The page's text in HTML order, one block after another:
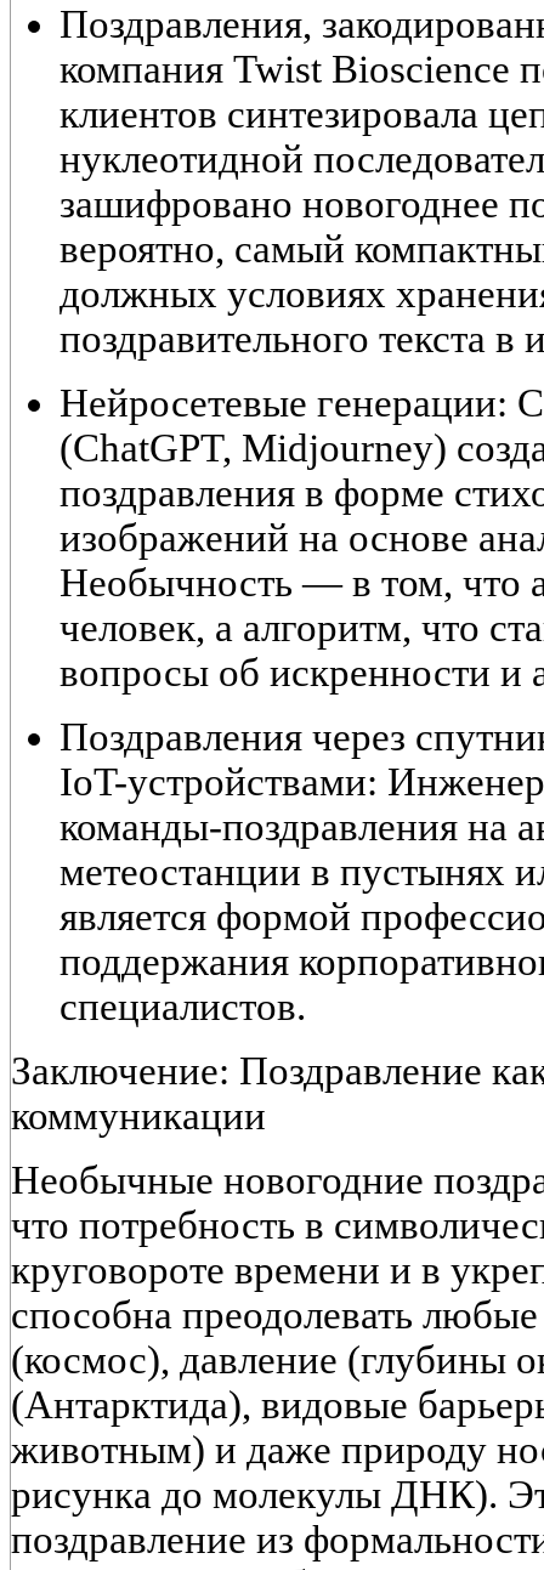
Поздравления,
компания Twist Bioscience
клиентов синтезировала
нуклеотидной
зашифровано новогоднее
вероятно, самый
должных условиях
поздравительного текста в
Нейросетевые генерации:
(ChatGPT, Midjourney)
поздравления в форме
изображений на основе
Необычность — в том, что
человек, а алгоритм, что
вопросы об искренности и
Поздравления через
IoT-устройствами:
команды-поздравления на
метеостанции в пустынях
является формой
поддержания
специалистов.
Заключение: Поздравление
коммуникации
Необычные новогодние
что потребность в
круговороте времени и в
способна преодолевать
(космос), давление (глубины
(Антарктида), видовые
животным) и даже природу
рисунка до молекулы ДНК).
поздравление из